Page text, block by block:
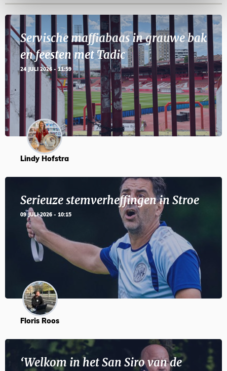
Servische maffiabaas in grauwe bak
en feesten met Tadic
24 JULI 2026 - 11:59
Lindy Hofstra
Serieuze stemverheffingen in Stroe
09 JULI 2026 - 10:15
Floris Roos
‘Welkom in het San Siro van de